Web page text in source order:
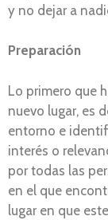
y no dejar a
Preparación
Lo primero que
nuevo lugar, es
entorno e
interés o
por todas las
en el que
lugar en que